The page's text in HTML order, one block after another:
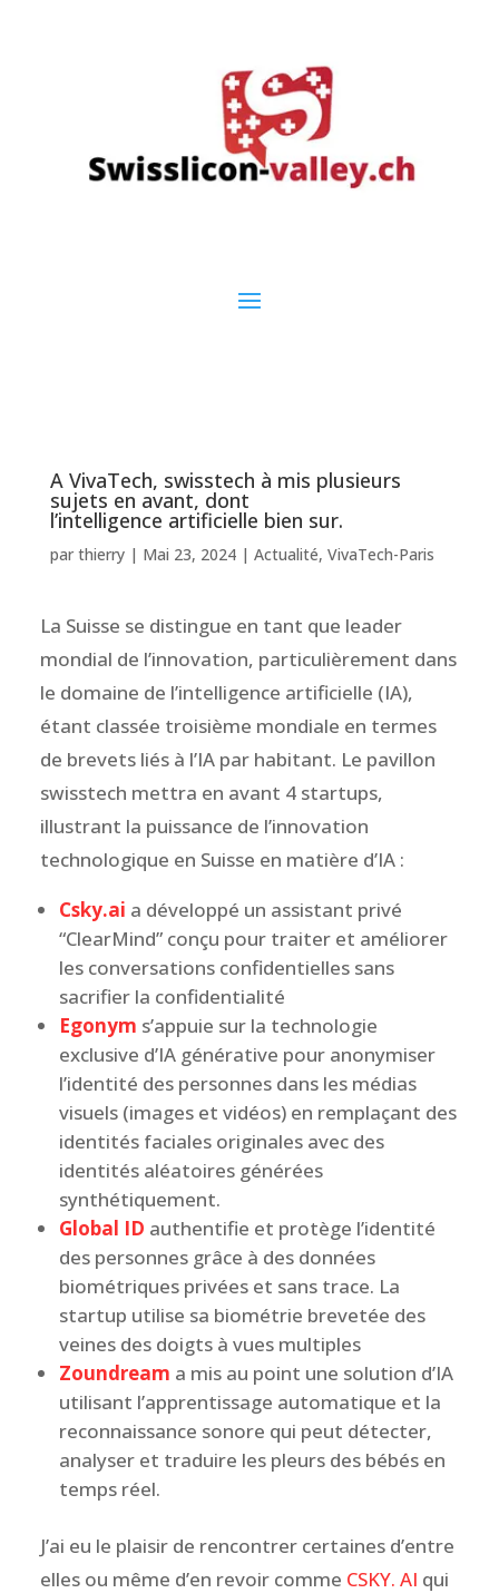
A VivaTech, swisstech à mis plusieurs
sujets en avant, dont
l’intelligence artificielle bien sur.
par thierry| Mai 23, 2024| Actualité, VivaTech-Paris
La Suisse se distingue en tant que leader
mondial de l’innovation, particulièrement dans
le domaine de l’intelligence artificielle (IA),
étant classée troisième mondiale en termes
de brevets liés à l’IA par habitant. Le pavillon
swisstech mettra en avant 4 startups,
illustrant la puissance de l’innovation
technologique en Suisse en matière d’IA :
Csky.ai a développé un assistant privé
“ClearMind” conçu pour traiter et améliorer
les conversations confidentielles sans
sacrifier la confidentialité
Egonym s’appuie sur la technologie
exclusive d’IA générative pour anonymiser
l’identité des personnes dans les médias
visuels (images et vidéos) en remplaçant des
identités faciales originales avec des
identités aléatoires générées
synthétiquement.
Global ID authentifie et protège l’identité
des personnes grâce à des données
biométriques privées et sans trace. La
startup utilise sa biométrie brevetée des
veines des doigts à vues multiples
Zoundream a mis au point une solution d’IA
utilisant l’apprentissage automatique et la
reconnaissance sonore qui peut détecter,
analyser et traduire les pleurs des bébés en
temps réel.
J’ai eu le plaisir de rencontrer certaines d’entre
elles ou même d’en revoir comme CSKY. AI qui